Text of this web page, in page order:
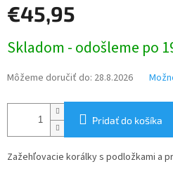
€45,95
cena:
Skladom - odošleme po
Môžeme doručiť do: 28.8.2026
Pridať do košíka
Zažehľovacie korálky s podložkami a